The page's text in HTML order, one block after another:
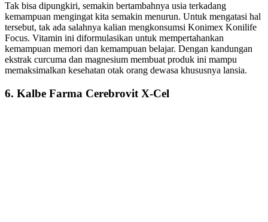
Tak bisa dipungkiri, semakin bertambahnya usia terkadang
kemampuan mengingat kita semakin menurun. Untuk mengatasi hal
tersebut, tak ada salahnya kalian mengkonsumsi Konimex Konilife
Focus. Vitamin ini diformulasikan untuk mempertahankan
kemampuan memori dan kemampuan belajar. Dengan kandungan
ekstrak curcuma dan magnesium membuat produk ini mampu
memaksimalkan kesehatan otak orang dewasa khususnya lansia.
6. Kalbe Farma Cerebrovit X-Cel